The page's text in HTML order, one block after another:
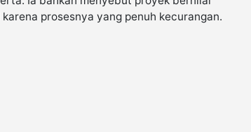
prosesnya yang penuh kecurangan.